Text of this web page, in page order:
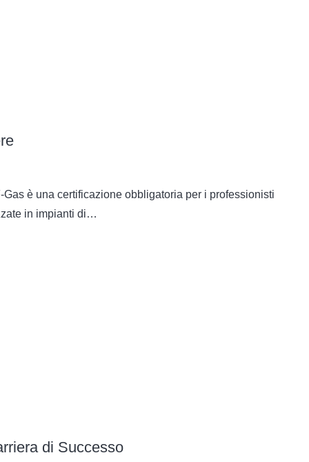
è una certificazione obbligatoria per i professionisti
in impianti di…
di Successo